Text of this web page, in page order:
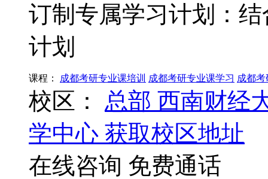
订制专属学习计划：
计划
课程： 成都考研专业课培训 成都考研专业课学习 成都
校区： 总部 西南财经
学中心 获取校区地址
在线咨询 免费通话